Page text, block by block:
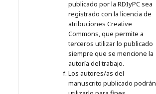
publicado por la RDIyPC sea
registrado con la licencia de
atribuciones Creative
Commons, que permite a
terceros utilizar lo publicado
siempre que se mencione la
autoría del trabajo.
Los autores/as del
manuscrito publicado podrán